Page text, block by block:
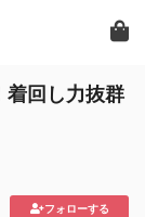
着回し力抜群
フォローする